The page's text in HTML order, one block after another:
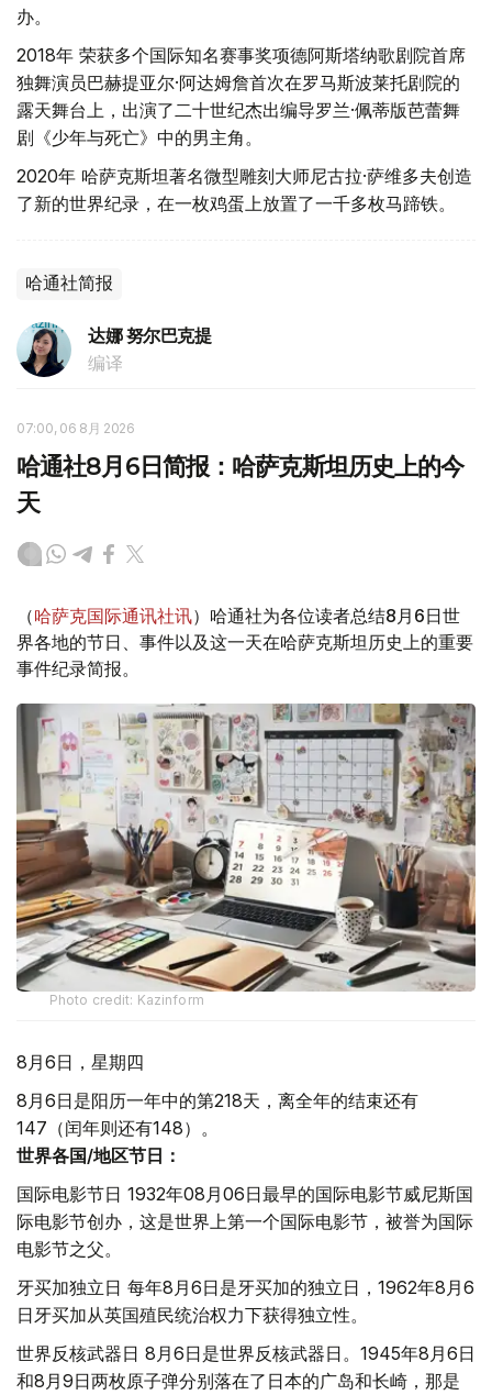
办。
2018年 荣获多个国际知名赛事奖项德阿斯塔纳歌剧院首席
独舞演员巴赫提亚尔·阿达姆詹首次在罗马斯波莱托剧院的
露天舞台上，出演了二十世纪杰出编导罗兰·佩蒂版芭蕾舞
剧《少年与死亡》中的男主角。
2020年 哈萨克斯坦著名微型雕刻大师尼古拉·萨维多夫创造
了新的世界纪录，在一枚鸡蛋上放置了一千多枚马蹄铁。
哈通社简报
达娜 努尔巴克提
编译
07:00, 06 8月 2026
哈通社8月6日简报：哈萨克斯坦历史上的今
天
（哈萨克国际通讯社讯）哈通社为各位读者总结8月6日世
界各地的节日、事件以及这一天在哈萨克斯坦历史上的重要
事件纪录简报。
Photo credit: Kazinform
8月6日，星期四
8月6日是阳历一年中的第218天，离全年的结束还有
147（闰年则还有148）。
世界各国/地区节日：
国际电影节日 1932年08月06日最早的国际电影节威尼斯国
际电影节创办，这是世界上第一个国际电影节，被誉为国际
电影节之父。
牙买加独立日 每年8月6日是牙买加的独立日，1962年8月6
日牙买加从英国殖民统治权力下获得独立性。
世界反核武器日 8月6日是世界反核武器日。1945年8月6日
和8月9日两枚原子弹分别落在了日本的广岛和长崎，那是